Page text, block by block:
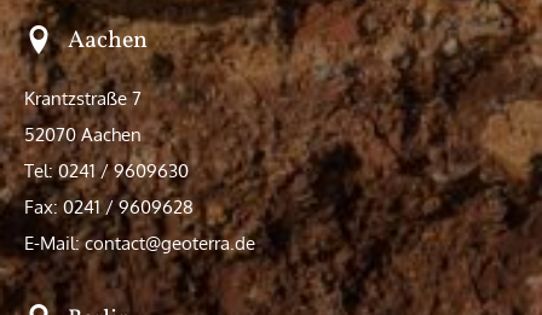
Aachen
Krantzstraße 7
52070 Aachen
Tel: 0241 / 9609630
Fax: 0241 / 9609628
E-Mail: contact@geoterra.de